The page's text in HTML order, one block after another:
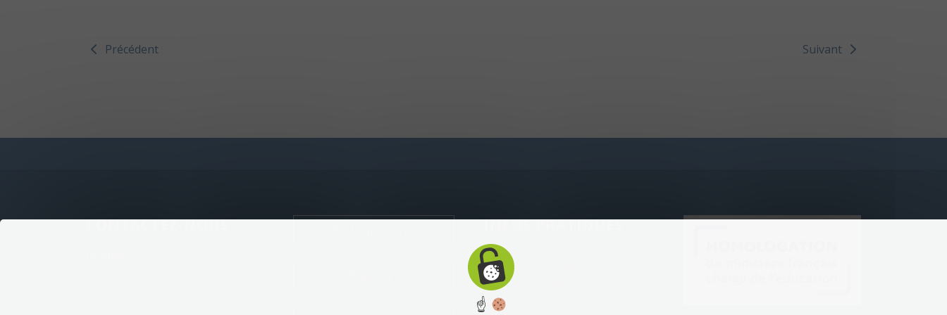
Précédent Suivant
CONTACTEZ-NOUS INFOS PRATIQUES
Calendrier scolaire
Fournitures et matériels
Centre d’examens
Restauration
☝